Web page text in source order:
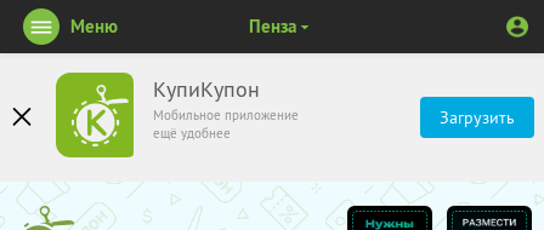
КупиКупон
Мобильное приложение
ещё удобнее
Загрузить
Меню Пенза